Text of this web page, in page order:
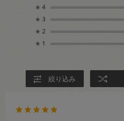
★ 4
★ 3
★ 2
★ 1
絞り込み